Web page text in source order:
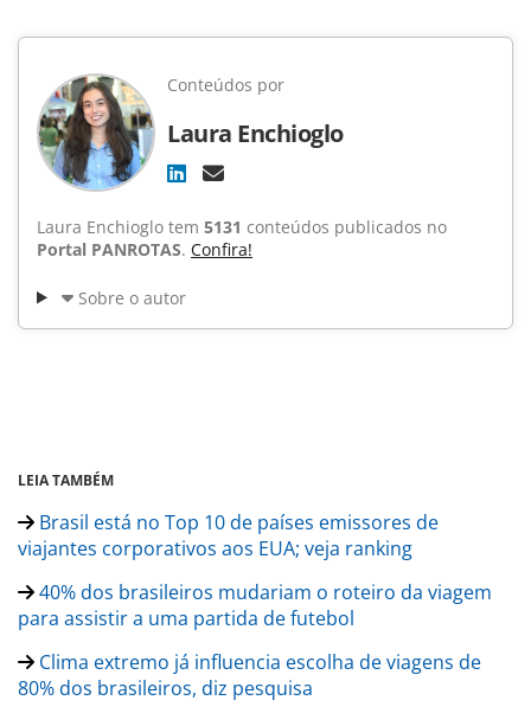
Conteúdos por
Laura Enchioglo
Laura Enchioglo tem 5131 conteúdos publicados no
Portal PANROTAS. Confira!
Sobre o autor
LEIA TAMBÉM
Brasil está no Top 10 de países emissores de
viajantes corporativos aos EUA; veja ranking
40% dos brasileiros mudariam o roteiro da viagem
para assistir a uma partida de futebol
Clima extremo já influencia escolha de viagens de
80% dos brasileiros, diz pesquisa